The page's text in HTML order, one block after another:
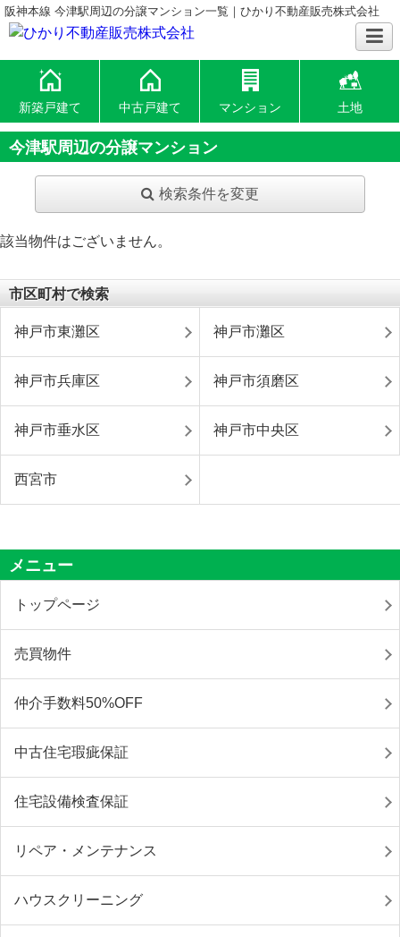
阪神本線 今津駅周辺の分譲マンション一覧｜ひかり不動産販売株式会社
新築戸建て 中古戸建て マンション 土地
今津駅周辺の分譲マンション
検索条件を変更
該当物件はございません。
市区町村で検索
神戸市東灘区 神戸市灘区
神戸市兵庫区 神戸市須磨区
神戸市垂水区 神戸市中央区
西宮市
メニュー
トップページ
売買物件
仲介手数料50%OFF
中古住宅瑕疵保証
住宅設備検査保証
リペア・メンテナンス
ハウスクリーニング